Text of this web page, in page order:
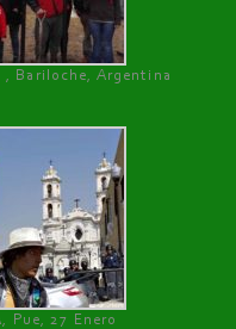
, Bariloche, Argentina
Pue, 27 Enero